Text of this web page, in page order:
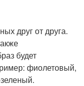
друг от друга.
будет
фиолетовый,